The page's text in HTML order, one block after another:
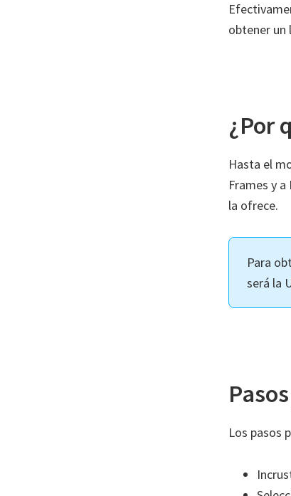
obtener un
¿Por
Hasta el
Frames y
la ofrece.
Para
será la
Los pasos